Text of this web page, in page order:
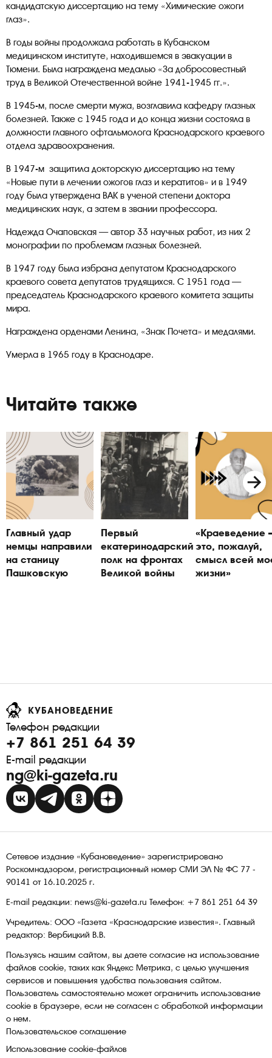
кандидатскую диссертацию на тему «Химические ожоги
глаз».
В годы войны продолжала работать в Кубанском
медицинском институте, находившемся в эвакуации в
Тюмени. Была награждена медалью «За добросовестный
труд в Великой Отечественной войне 1941-1945 гг.».
В 1945-м, после смерти мужа, возглавила кафедру глазных
болезней. Также с 1945 года и до конца жизни состояла в
должности главного офтальмолога Краснодарского краевого
отдела здравоохранения.
В 1947-м защитила докторскую диссертацию на тему
«Новые пути в лечении ожогов глаз и кератитов» и в 1949
году была утверждена ВАК в ученой степени доктора
медицинских наук, а затем в звании профессора.
Надежда Очаповская — автор 33 научных работ, из них 2
монографии по проблемам глазных болезней.
В 1947 году была избрана депутатом Краснодарского
краевого совета депутатов трудящихся. С 1951 года —
председатель Краснодарского краевого комитета защиты
мира.
Награждена орденами Ленина, «Знак Почета» и медалями.
Умерла в 1965 году в Краснодаре.
Читайте также
Главный удар
немцы направили
на станицу
Пашковскую
Первый
екатеринодарский
полк на фронтах
Великой войны
«Краеведение
это, пожалуй,
смысл всей
жизни»
КУБАНОВЕДЕНИЕ
Телефон редакции
+7 861 251 64 39
E-mail редакции
ng@ki-gazeta.ru
Пользовательское соглашение
Использование cookie-файлов
Сетевое издание «Кубановедение» зарегистрировано
Роскомнадзором, регистрационный номер СМИ ЭЛ № ФС 77 -
90141 от 16.10.2025 г.
E-mail редакции: news@ki-gazeta.ru Телефон: +7 861 251 64 39
Учредитель: ООО «Газета «Краснодарские известия». Главный
редактор: Вербицкий В.В.
Пользуясь нашим сайтом, вы даете согласие на использование
файлов сооkіе, таких как Яндекс Метрика, с целью улучшения
сервисов и повышения удобства пользования сайтом.
Пользователь самостоятельно может ограничить использование
сооkіе в браузере, если не согласен с обработкой информации
о нем.